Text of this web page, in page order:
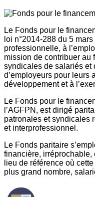
Le Fonds pour le
loi n°2014-288 du 5
professionnelle, à
mission de contribuer au
syndicales de salariés et
d’employeurs pour leurs
développement et à
Le Fonds pour le
l’AGFPN, est dirigé
patronales et syndicales
et interprofessionnel.
Le Fonds paritaire
financière, irréprochable,
lieu de référence où
plus grand nombre,